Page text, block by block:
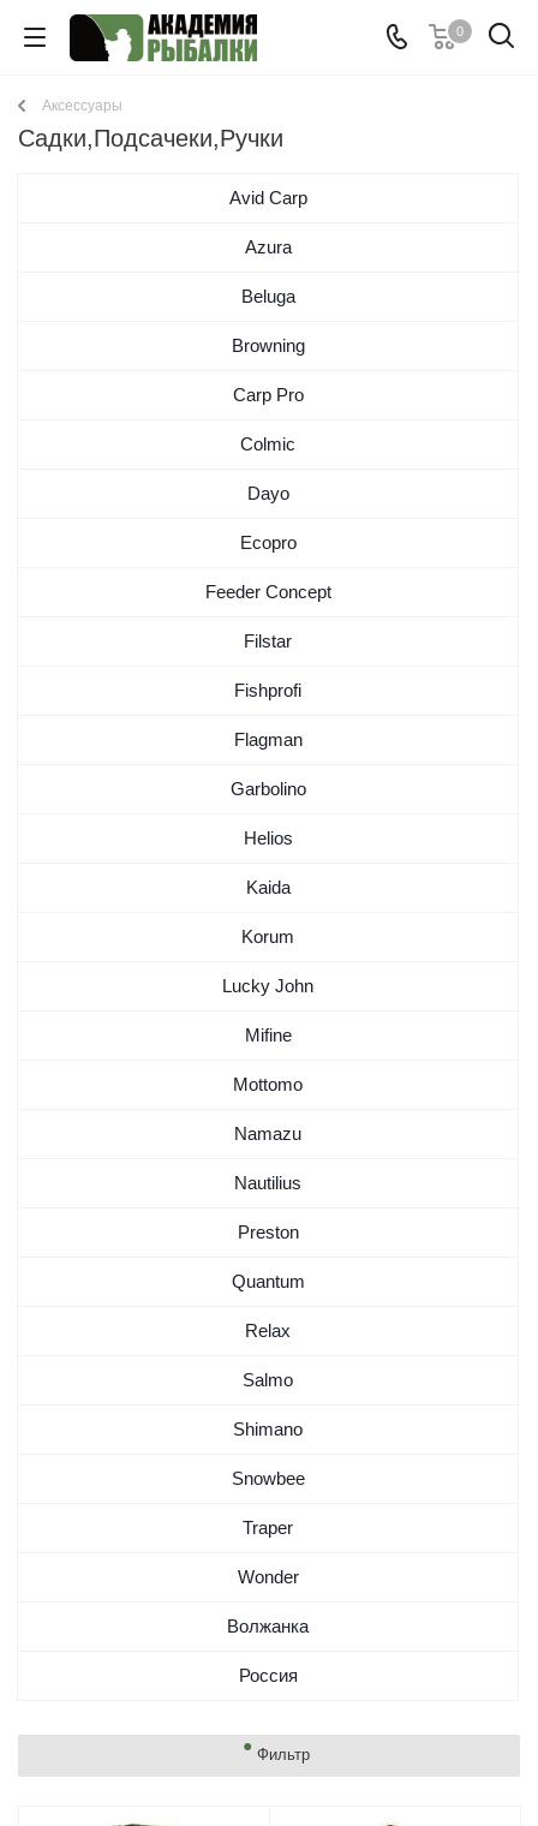
0
Аксессуары
Садки,Подсачеки,Ручки
Avid Carp
Azura
Beluga
Browning
Carp Pro
Colmic
Dayo
Ecopro
Feeder Concept
Filstar
Fishprofi
Flagman
Garbolino
Helios
Kaida
Korum
Lucky John
Mifine
Mottomo
Namazu
Nautilius
Preston
Quantum
Relax
Salmo
Shimano
Snowbee
Traper
Wonder
Волжанка
Россия
Фильтр